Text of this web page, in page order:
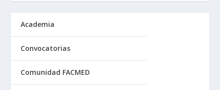
Academia
Convocatorias
Comunidad FACMED